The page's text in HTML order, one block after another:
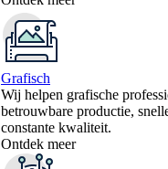
Grafisch
Wij helpen grafische
betrouwbare productie,
constante kwaliteit.
Ontdek meer